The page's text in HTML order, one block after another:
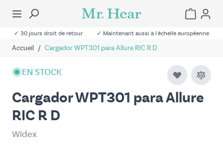
✓ 30 jours droit de retour ✓ Maintenant aussi à l'échelle européenne
Accueil / Cargador WPT301 para Allure RIC R D
Cargador WPT301 para Allure
RIC R D
Widex
EN STOCK